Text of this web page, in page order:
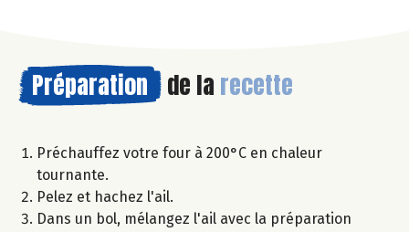
Préparation de la recette
Préchauffez votre four à 200°C en chaleur
tournante.
Pelez et hachez l'ail.
Dans un bol, mélangez l'ail avec la préparation